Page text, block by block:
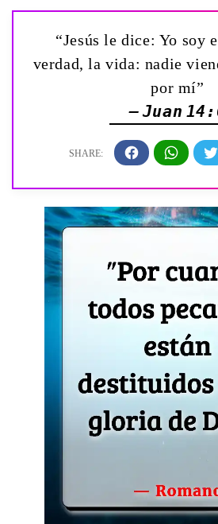
“Jesús le dice: Yo soy
verdad, la vida: nadie
por mí”
— Juan